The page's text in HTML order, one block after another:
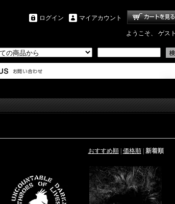
マイアカウント
ログイン
ようこそ、 ゲス
おすすめ順| 価格順| 新着順